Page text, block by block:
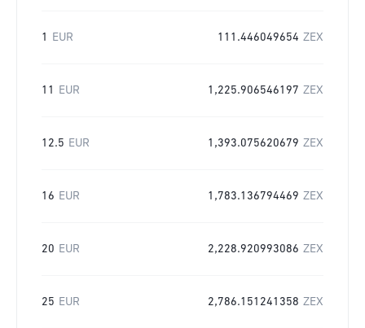
1 EUR 111.446049654 ZEX
11 EUR 1,225.906546197 ZEX
12.5 EUR 1,393.075620679 ZEX
16 EUR 1,783.136794469 ZEX
20 EUR 2,228.920993086 ZEX
25 EUR 2,786.151241358 ZEX